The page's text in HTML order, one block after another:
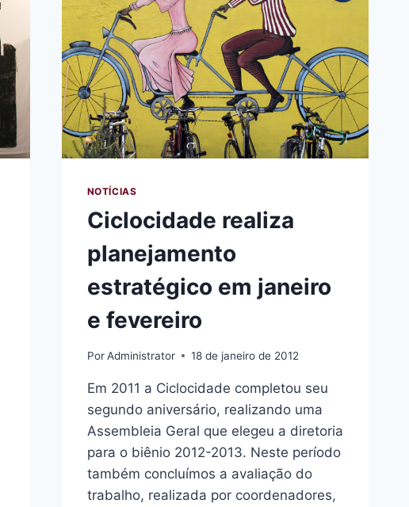
NOTÍCIAS
Ciclocidade realiza
planejamento
estratégico em janeiro
e fevereiro
Por Administrator 18 de janeiro de 2012
Em 2011 a Ciclocidade completou seu
segundo aniversário, realizando uma
Assembleia Geral que elegeu a diretoria
para o biênio 2012-2013. Neste período
também concluímos a avaliação do
trabalho, realizada por coordenadores,